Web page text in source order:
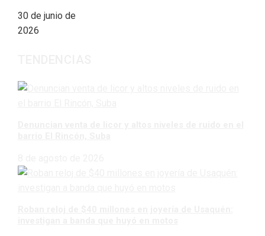
30 de junio de
2026